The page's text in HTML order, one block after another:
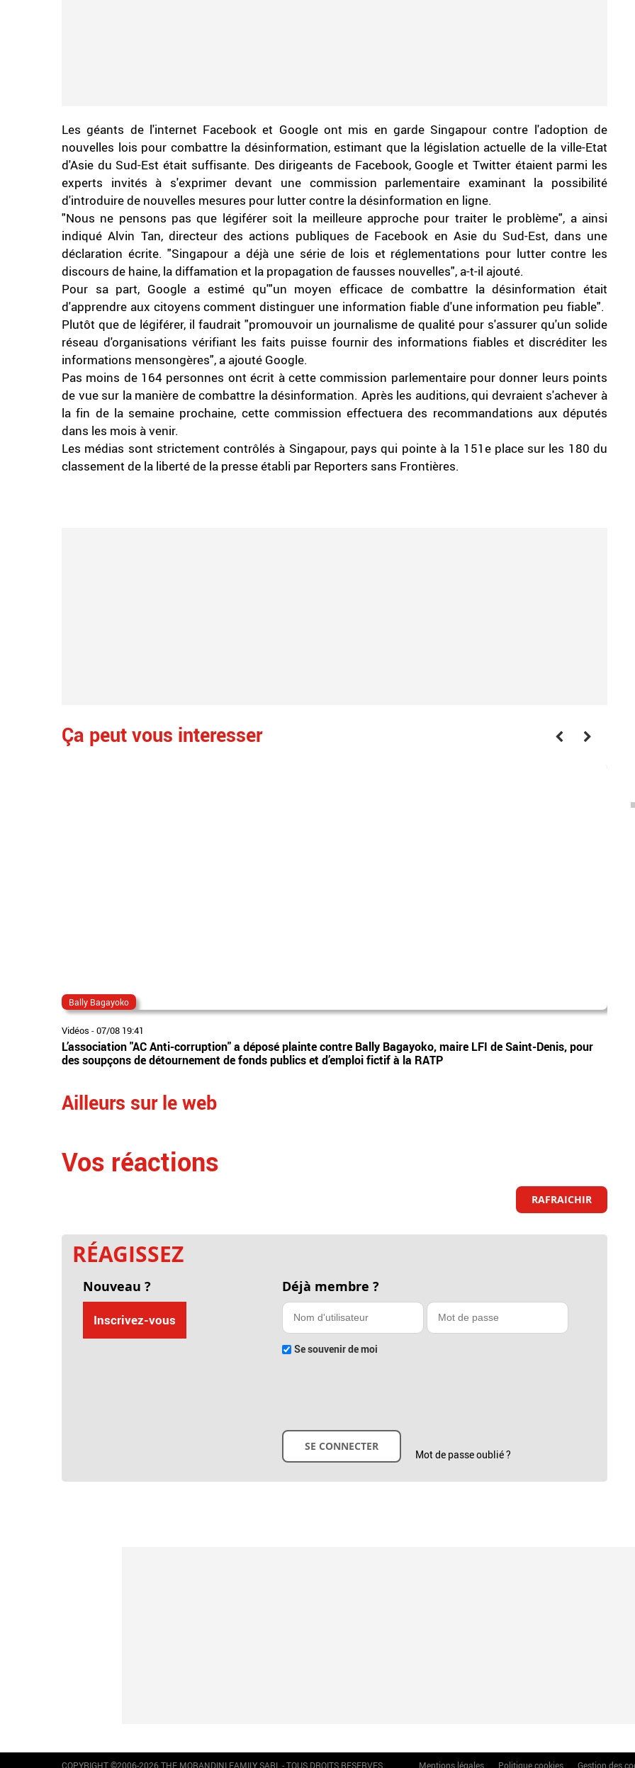
Les géants de l'internet Facebook et Google ont mis en garde Singapour contre l'adoption de
nouvelles lois pour combattre la désinformation, estimant que la législation actuelle de la ville-Etat
d'Asie du Sud-Est était suffisante. Des dirigeants de Facebook, Google et Twitter étaient parmi les
experts invités à s'exprimer devant une commission parlementaire examinant la possibilité
d'introduire de nouvelles mesures pour lutter contre la désinformation en ligne.
"Nous ne pensons pas que légiférer soit la meilleure approche pour traiter le problème", a ainsi
indiqué Alvin Tan, directeur des actions publiques de Facebook en Asie du Sud-Est, dans une
déclaration écrite. "Singapour a déjà une série de lois et réglementations pour lutter contre les
discours de haine, la diffamation et la propagation de fausses nouvelles", a-t-il ajouté.
Pour sa part, Google a estimé qu'"un moyen efficace de combattre la désinformation était
d'apprendre aux citoyens comment distinguer une information fiable d'une information peu fiable".
Plutôt que de légiférer, il faudrait "promouvoir un journalisme de qualité pour s'assurer qu'un solide
réseau d'organisations vérifiant les faits puisse fournir des informations fiables et discréditer les
informations mensongères", a ajouté Google.
Pas moins de 164 personnes ont écrit à cette commission parlementaire pour donner leurs points
de vue sur la manière de combattre la désinformation. Après les auditions, qui devraient s'achever à
la fin de la semaine prochaine, cette commission effectuera des recommandations aux députés
dans les mois à venir.
Les médias sont strictement contrôlés à Singapour, pays qui pointe à la 151e place sur les 180 du
classement de la liberté de la presse établi par Reporters sans Frontières.
Ça peut vous interesser
Bally Bagayoko
Vidéos -07/08 19:41
L’association "AC Anti-corruption" a déposé plainte contre Bally Bagayoko, maire LFI de Saint-Denis, pour
des soupçons de détournement de fonds publics et d’emploi fictif à la RATP
Ailleurs sur le web
Vos réactions
RAFRAICHIR
RÉAGISSEZ
Nouveau ?
Inscrivez-vous
Déjà membre ?
Se souvenir de moi
Mot de passe oublié ?
COPYRIGHT ©2006-2026 THE MORANDINI FAMILY SARL - TOUS DROITS RESERVES Mentions légales Politique cookies Gestion des